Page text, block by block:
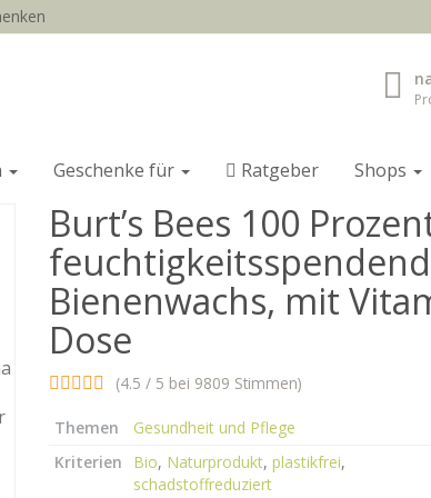
Geschenke für Ratgeber Shops
Burt’s Bees 100
Bienenwachs, mit
Dose
(4.5 / 5 bei 9809 Stimmen)
Themen
Gesundheit und Pflege
Kriterien
Bio, Naturprodukt, plastikfrei,
schadstoffreduziert